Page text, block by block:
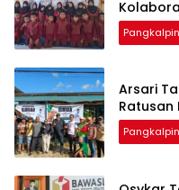
‎Arsari
Ratusan